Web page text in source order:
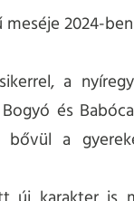
2024-
a
és
a